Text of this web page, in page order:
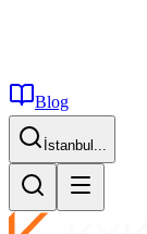
Blog
İstanbul...